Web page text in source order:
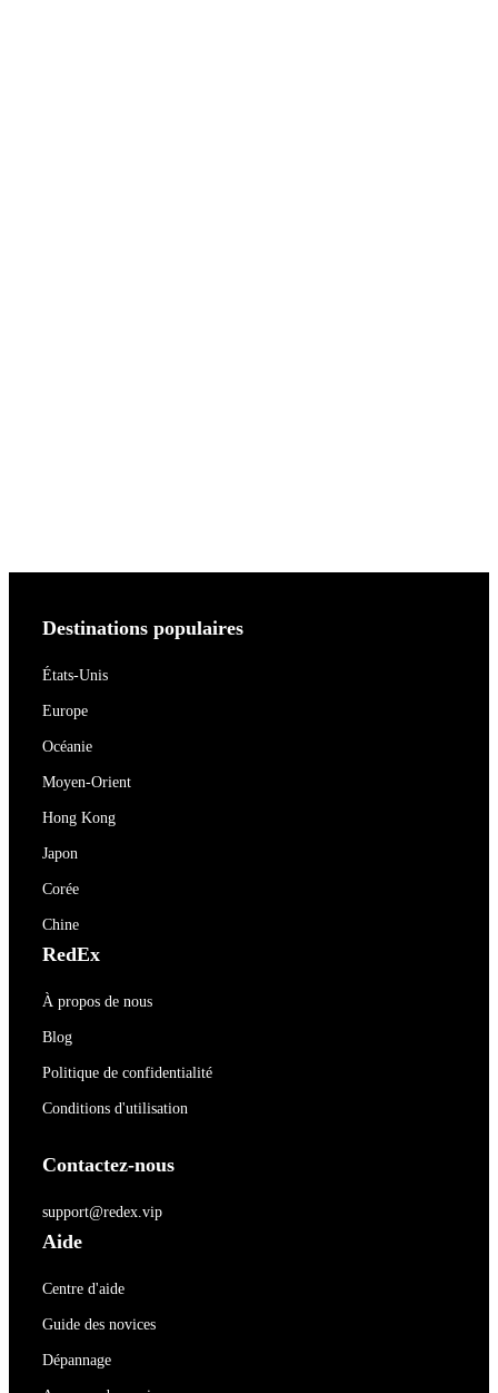
Destinations populaires
États-Unis
Europe
Océanie
Moyen-Orient
Hong Kong
Japon
Corée
Chine
RedEx
À propos de nous
Blog
Politique de confidentialité
Conditions d'utilisation
Contactez-nous
support@redex.vip
Aide
Centre d'aide
Guide des novices
Dépannage